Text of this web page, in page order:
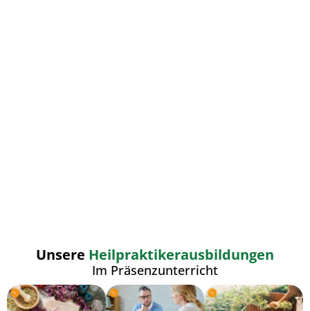
Unsere Heilpraktikerausbildungen
Im Präsenzunterricht